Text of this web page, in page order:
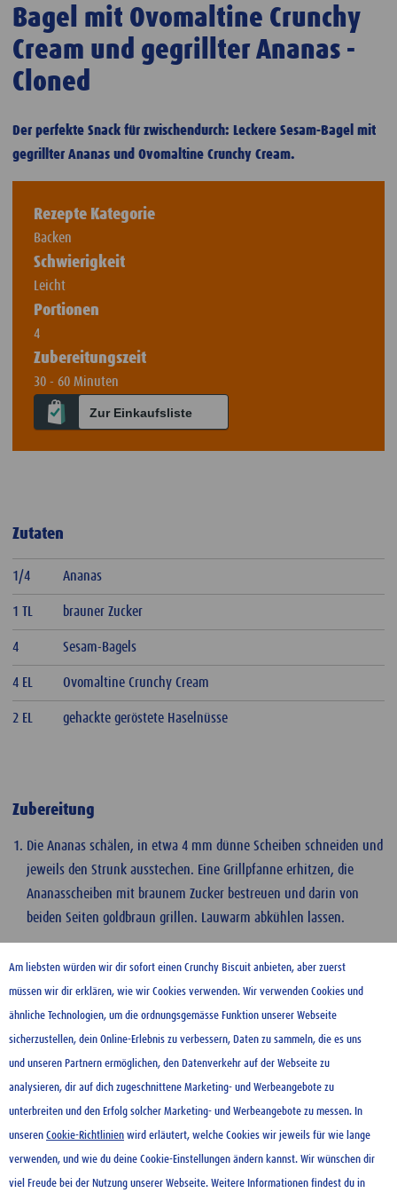
Bagel mit Ovomaltine Crunchy
Cream und gegrillter Ananas -
Cloned
Der perfekte Snack für zwischendurch: Leckere Sesam-Bagel mit
gegrillter Ananas und Ovomaltine Crunchy Cream.
Rezepte Kategorie
Backen
Schwierigkeit
Leicht
Portionen
4
Zubereitungszeit
30 - 60 Minuten
Zur Einkaufsliste
Zutaten
1/4 Ananas
1 TL brauner Zucker
4 Sesam-Bagels
4 EL Ovomaltine Crunchy Cream
2 EL gehackte geröstete Haselnüsse
Zubereitung
Die Ananas schälen, in etwa 4 mm dünne Scheiben schneiden und
jeweils den Strunk ausstechen. Eine Grillpfanne erhitzen, die
Ananasscheiben mit braunem Zucker bestreuen und darin von
beiden Seiten goldbraun grillen. Lauwarm abkühlen lassen.
Tipp
Anstelle der Haselnüsse schmecken auch gehackte Paranüsse.
KONTAKT
Am liebsten würden wir dir sofort einen Crunchy Biscuit anbieten, aber zuerst
müssen wir dir erklären, wie wir Cookies verwenden. Wir verwenden Cookies und
ähnliche Technologien, um die ordnungsgemässe Funktion unserer Webseite
sicherzustellen, dein Online-Erlebnis zu verbessern, Daten zu sammeln, die es uns
und unseren Partnern ermöglichen, den Datenverkehr auf der Webseite zu
analysieren, dir auf dich zugeschnittene Marketing- und Werbeangebote zu
unterbreiten und den Erfolg solcher Marketing- und Werbeangebote zu messen. In
unseren Cookie-Richtlinien wird erläutert, welche Cookies wir jeweils für wie lange
verwenden, und wie du deine Cookie-Einstellungen ändern kannst. Wir wünschen dir
viel Freude bei der Nutzung unserer Webseite. Weitere Informationen findest du in